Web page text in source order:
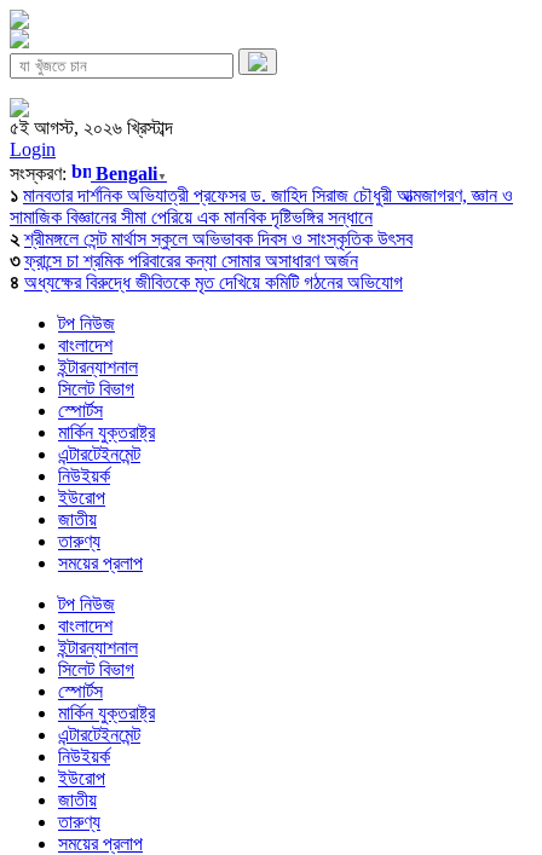
৫ই আগস্ট, ২০২৬ খ্রিস্টাব্দ
Login
সংস্করণ:
Bengali▼
১ মানবতার দার্শনিক অভিযাত্রী প্রফেসর ড. জাহিদ সিরাজ চৌধুরী আত্মজাগরণ, জ্ঞান ও
সামাজিক বিজ্ঞানের সীমা পেরিয়ে এক মানবিক দৃষ্টিভঙ্গির সন্ধানে
২ শ্রীমঙ্গলে সেন্ট মার্থাস স্কুলে অভিভাবক দিবস ও সাংস্কৃতিক উৎসব
৩ ফ্রান্সে চা শ্রমিক পরিবারের কন্যা সোমার অসাধারণ অর্জন
৪ অধ্যক্ষের বিরুদ্ধে জীবিতকে মৃত দেখিয়ে কমিটি গঠনের অভিযোগ
টপ নিউজ
বাংলাদেশ
ইন্টারন্যাশনাল
সিলেট বিভাগ
স্পোর্টস
মার্কিন যুক্তরাষ্ট্র
এন্টারটেইনমেন্ট
নিউইয়র্ক
ইউরোপ
জাতীয়
তারুণ্য
সময়ের প্রলাপ
টপ নিউজ
বাংলাদেশ
ইন্টারন্যাশনাল
সিলেট বিভাগ
স্পোর্টস
মার্কিন যুক্তরাষ্ট্র
এন্টারটেইনমেন্ট
নিউইয়র্ক
ইউরোপ
জাতীয়
তারুণ্য
সময়ের প্রলাপ